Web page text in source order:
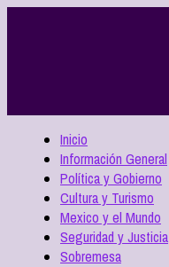
Inicio
Información General
Política y Gobierno
Cultura y Turismo
Mexico y el Mundo
Seguridad y Justicia
Sobremesa